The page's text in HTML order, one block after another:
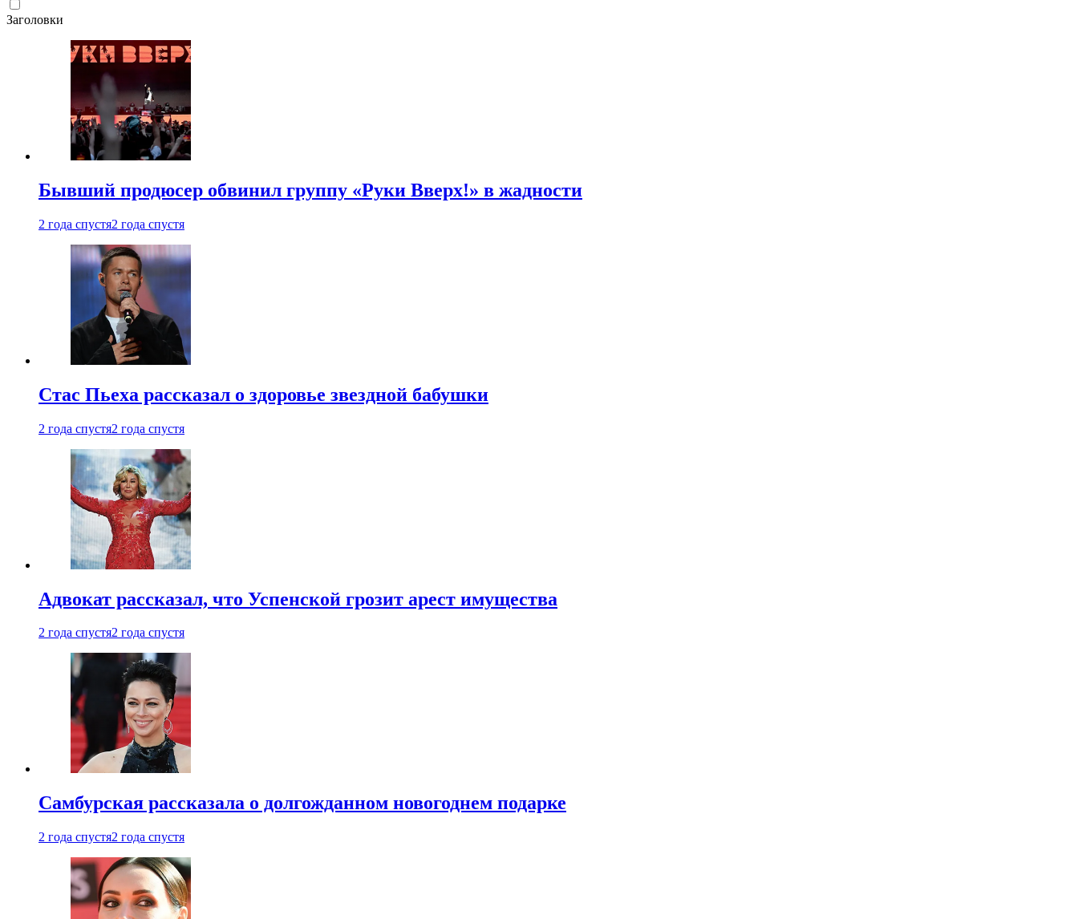
Заголовки
Бывший продюсер обвинил группу «Руки Вверх!» в жадности
2 года спустя2 года спустя
Стас Пьеха рассказал о здоровье звездной бабушки
2 года спустя2 года спустя
Адвокат рассказал, что Успенской грозит арест имущества
2 года спустя2 года спустя
Самбурская рассказала о долгожданном новогоднем подарке
2 года спустя2 года спустя